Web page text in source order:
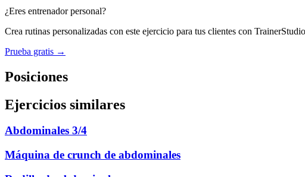
¿Eres entrenador personal?
Crea rutinas personalizadas con este ejercicio para tus clientes con
Prueba gratis →
Posiciones
Ejercicios similares
Abdominales 3/4
Máquina de crunch de abdominales